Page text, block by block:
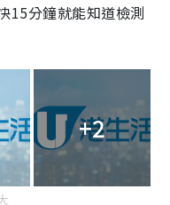
15分鐘就能知道檢測
+2